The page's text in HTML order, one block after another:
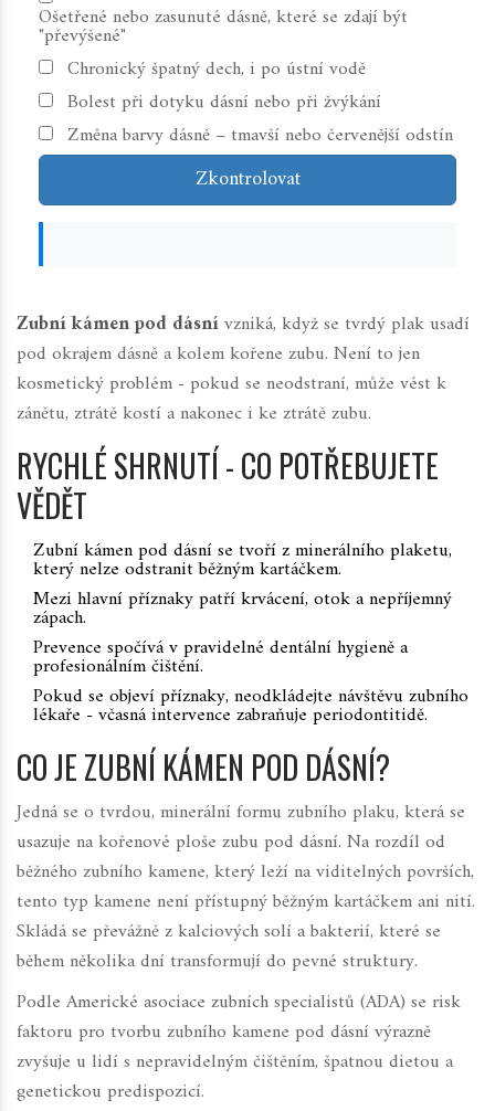
Ošetřené nebo zasunuté dásně, které se zdají být
"převýšené"
Chronický špatný dech, i po ústní vodě
Bolest při dotyku dásní nebo při žvýkání
Změna barvy dásně – tmavší nebo červenější odstín
Zkontrolovat
Zubní kámen pod dásnívzniká, když se tvrdý plak usadí
pod okrajem dásně a kolem kořene zubu. Není to jen
kosmetický problém - pokud se neodstraní, může vést k
zánětu, ztrátě kostí a nakonec i ke ztrátě zubu.
RYCHLÉ SHRNUTÍ - CO POTŘEBUJETE
VĚDĚT
Zubní kámen pod dásní se tvoří z minerálního plaketu,
který nelze odstranit běžným kartáčkem.
Mezi hlavní příznaky patří krvácení, otok a nepříjemný
zápach.
Prevence spočívá v pravidelné dentální hygieně a
profesionálním čištění.
Pokud se objeví příznaky, neodkládejte návštěvu zubního
lékaře - včasná intervence zabraňuje periodontitidě.
CO JE ZUBNÍ KÁMEN POD DÁSNÍ?
Jedná se o tvrdou, minerální formu zubního plaku, která se
usazuje na kořenové ploše zubu pod dásní. Na rozdíl od
běžného zubního kamene, který leží na viditelných površích,
tento typ kamene není přístupný běžným kartáčkem ani nití.
Skládá se převážně z kalciových solí a bakterií, které se
během několika dní transformují do pevné struktury.
Podle Americké asociace zubních specialistů (ADA) se risk
faktoru pro tvorbu zubního kamene pod dásní výrazně
zvyšuje u lidí s nepravidelným čištěním, špatnou dietou a
genetickou predispozicí.